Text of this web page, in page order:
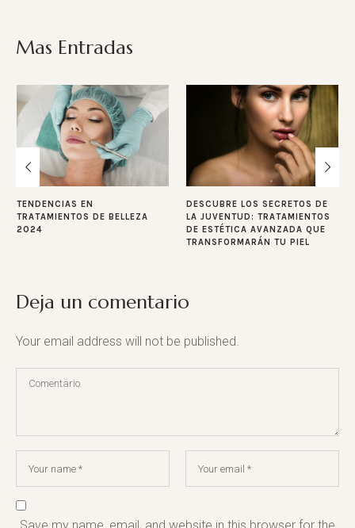
Mas Entradas
TENDENCIAS EN
TRATAMIENTOS DE BELLEZA
2024
DESCUBRE LOS SECRETOS DE
LA JUVENTUD: TRATAMIENTOS
DE ESTÉTICA AVANZADA QUE
TRANSFORMARÁN TU PIEL
Deja un comentario
Your email address will not be published.